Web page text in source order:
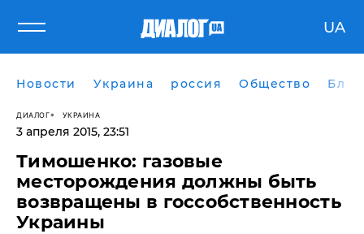
UA
Новости Украина россия Общество
ДИАЛОГ УКРАИНА
3 апреля 2015, 23:51
Тимошенко: газовые
месторождения должны быть
возвращены в госсобственность
Украины